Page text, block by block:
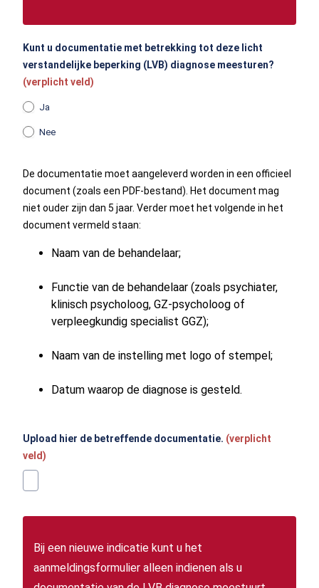
Kunt u documentatie met betrekking tot deze licht
verstandelijke beperking (LVB) diagnose meesturen?
(verplicht veld)
Ja
Nee
De documentatie moet aangeleverd worden in een officieel
document (zoals een PDF-bestand). Het document mag
niet ouder zijn dan 5 jaar. Verder moet het volgende in het
document vermeld staan:
Naam van de behandelaar;
Functie van de behandelaar (zoals psychiater,
klinisch psycholoog, GZ-psycholoog of
verpleegkundig specialist GGZ);
Naam van de instelling met logo of stempel;
Datum waarop de diagnose is gesteld.
Upload hier de betreffende documentatie. (verplicht
veld)
Bij een nieuwe indicatie kunt u het
aanmeldingsformulier alleen indienen als u